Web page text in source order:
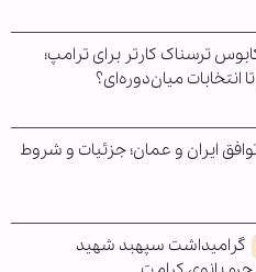
ترسناک کارتر برای ترامپ؛
انتخابات میان‌دوره‌ای؟
توافق ایران و عمان؛ جزئیات و شروط
گرامیداشت سپهبد شهید